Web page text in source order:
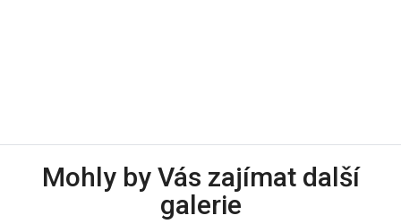
Mohly by Vás zajímat další
galerie